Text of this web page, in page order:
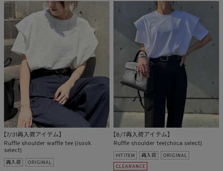
【7/31再入荷アイテム】
Ruffle shoulder waffle tee (isook
select)
再入荷 ORIGINAL
【8/7再入荷アイテム】
Ruffle shoulder tee(chiica select)
HIT ITEM 再入荷
ORIGINAL
CLEARANCE